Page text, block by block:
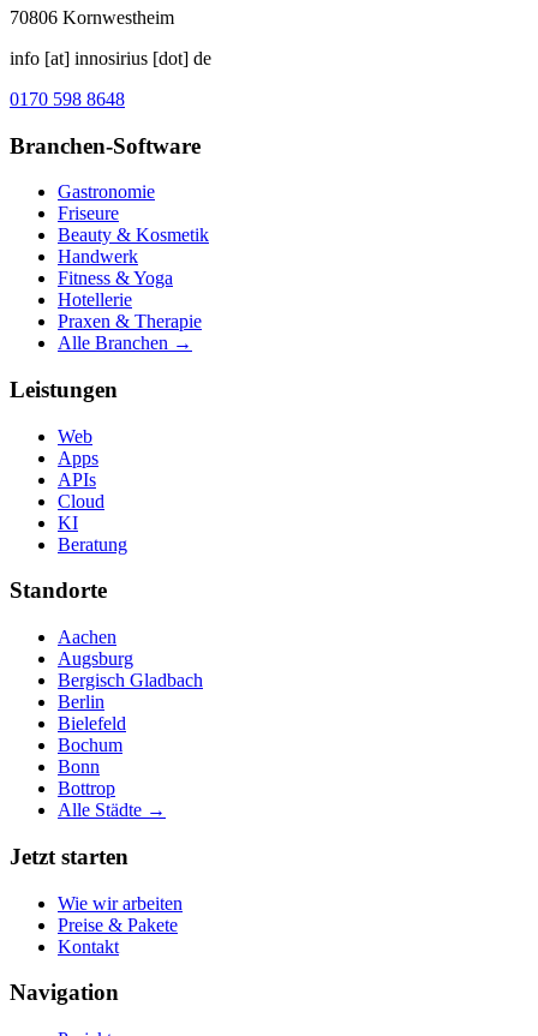
70806 Kornwestheim
info [at] innosirius [dot] de
0170 598 8648
Branchen-Software
Gastronomie
Friseure
Beauty & Kosmetik
Handwerk
Fitness & Yoga
Hotellerie
Praxen & Therapie
Alle Branchen →
Leistungen
Web
Apps
APIs
Cloud
KI
Beratung
Standorte
Aachen
Augsburg
Bergisch Gladbach
Berlin
Bielefeld
Bochum
Bonn
Bottrop
Alle Städte →
Jetzt starten
Wie wir arbeiten
Preise & Pakete
Kontakt
Navigation